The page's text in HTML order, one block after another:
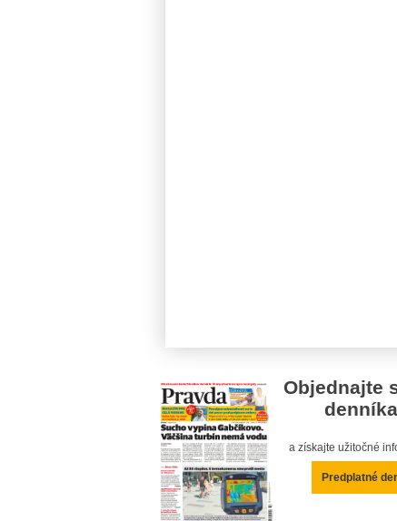
Objednajte
a získajte užitočné
Predplatné